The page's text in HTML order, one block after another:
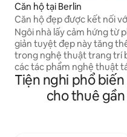
Căn hộ tại Berlin
Căn hộ đẹp được kết nối
trưng bày nghệ thuật
Ngôi nhà lấy cảm hứng từ
giản tuyệt đẹp này tăng
trong nghệ thuật trang trí
các tác phẩm nghệ thuật
vị trong tất cả các phòng.
cứng và đồ nội thất đen
không gian đều có nét
Tiện nghi phổ
cho thuê